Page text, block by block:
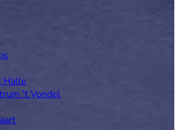
Halle
't Vondel